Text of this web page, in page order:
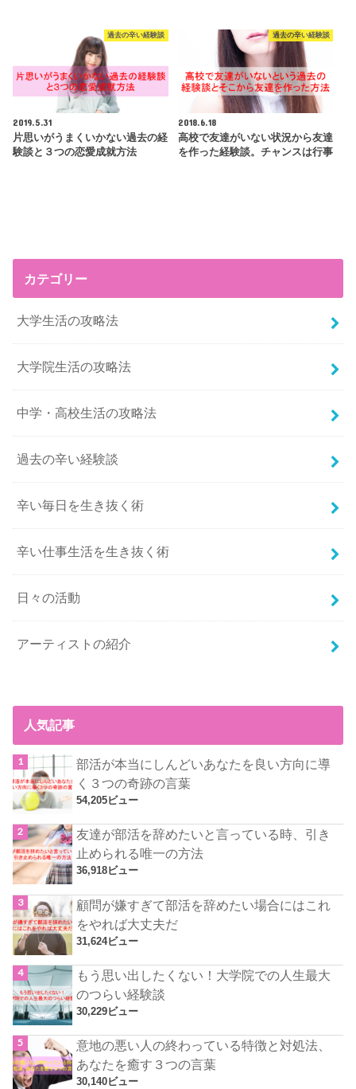
過去の辛い経験談
2019.5.31
片思いがうまくいかない過去の経
験談と３つの恋愛成就方法
過去の辛い経験談
2018.6.18
高校で友達がいない状況から友達
を作った経験談。チャンスは行事
カテゴリー
大学生活の攻略法
大学院生活の攻略法
中学・高校生活の攻略法
過去の辛い経験談
辛い毎日を生き抜く術
辛い仕事生活を生き抜く術
日々の活動
アーティストの紹介
人気記事
部活が本当にしんどいあなたを良い方向に導
く３つの奇跡の言葉
54,205ビュー
友達が部活を辞めたいと言っている時、引き
止められる唯一の方法
36,918ビュー
顧問が嫌すぎて部活を辞めたい場合にはこれ
をやれば大丈夫だ
31,624ビュー
もう思い出したくない！大学院での人生最大
のつらい経験談
30,229ビュー
意地の悪い人の終わっている特徴と対処法、
あなたを癒す３つの言葉
30,140ビュー